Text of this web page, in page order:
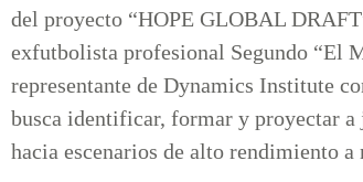
del proyecto “HOPE GLOBAL
exfutbolista profesional Segundo “El
representante de Dynamics Institute
busca identificar, formar y proyectar
hacia escenarios de alto rendimiento